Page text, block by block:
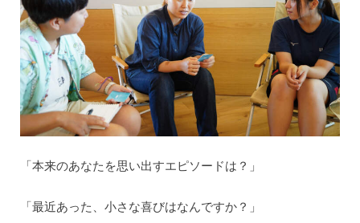
「本来のあなたを思い出すエピソードは？」
「最近あった、小さな喜びはなんですか？」